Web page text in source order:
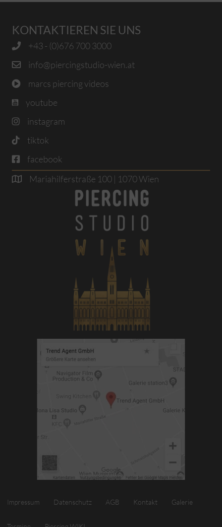
KONTAKTIEREN SIE UNS
+43 - (0)676 700 3000
info@piercingstudio-wien.at
marcs piercing videos
youtube
instagram
tiktok
facebook
Mariahilferstraße 100 | 1070 Wien
Impressum Datenschutz AGB Kontakt Galerie